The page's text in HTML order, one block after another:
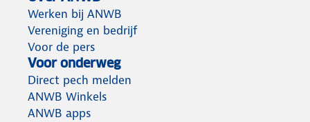
Werken bij ANWB
Vereniging en bedrijf
Voor de pers
Voor onderweg
Direct pech melden
ANWB Winkels
ANWB apps